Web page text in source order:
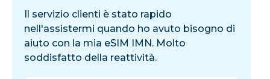
Il servizio clienti è stato rapido
nell'assistermi quando ho avuto bisogno di
aiuto con la mia eSIM IMN. Molto
soddisfatto della reattività.